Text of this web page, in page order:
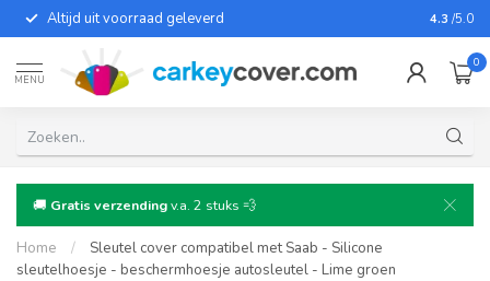
Altijd uit voorraad geleverd Voor
4.3 /5.0
MENU
0
🚚 Gratis verzendingv.a. 2 stuks 💨
Home /
Sleutel cover compatibel met Saab - Silicone
sleutelhoesje - beschermhoesje autosleutel - Lime groen